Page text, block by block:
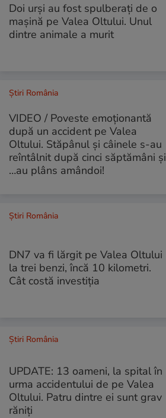
Doi urși au fost spulberați de o
mașină pe Valea Oltului. Unul
dintre animale a murit
Știri România
VIDEO / Poveste emoționantă
după un accident pe Valea
Oltului. Stăpânul și câinele s-au
reîntâlnit după cinci săptămâni și
…au plâns amândoi!
Știri România
DN7 va fi lărgit pe Valea Oltului
la trei benzi, încă 10 kilometri.
Cât costă investiția
Știri România
UPDATE: 13 oameni, la spital în
urma accidentului de pe Valea
Oltului. Patru dintre ei sunt grav
răniți